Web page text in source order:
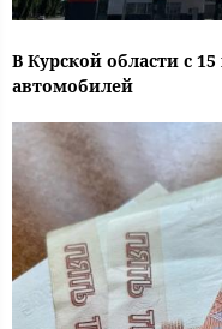
В Курской области с
автомобилей